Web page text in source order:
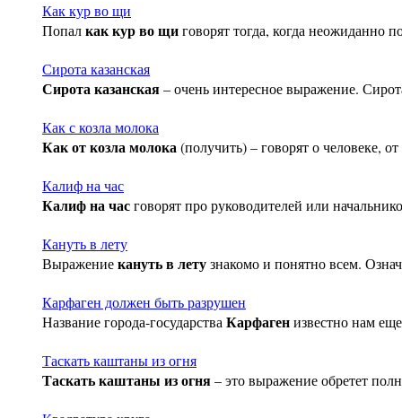
Как кур во щи
Попалкак кур во щиговорят тогда, когда неожиданно
Сирота казанская
Сирота казанская– очень интересное выражение.
Как с козла молока
Как от козла молока(получить) – говорят о человеке,
Калиф на час
Калиф на часговорят про руководителей или
Кануть в лету
Выражениекануть в летузнакомо и понятно всем.
Карфаген должен быть разрушен
Название города-государства Карфагенизвестно нам
Таскать каштаны из огня
Таскать каштаны из огня– это выражение обретет